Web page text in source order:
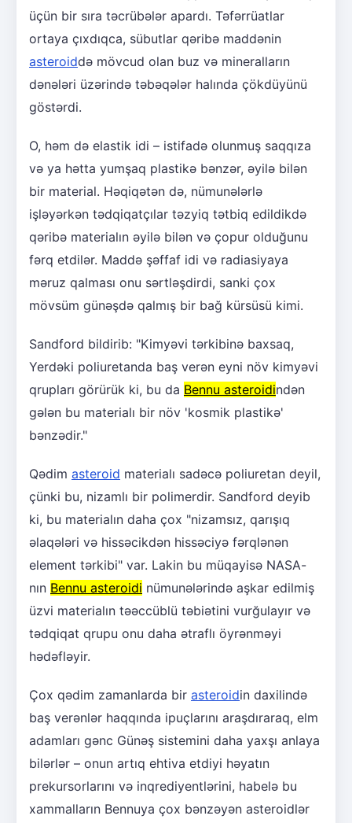
üçün bir sıra təcrübələr apardı. Təfərrüatlar
ortaya çıxdıqca, sübutlar qəribə maddənin
asteroiddə mövcud olan buz və mineralların
dənələri üzərində təbəqələr halında çökdüyünü
göstərdi.
O, həm də elastik idi – istifadə olunmuş saqqıza
və ya hətta yumşaq plastikə bənzər, əyilə bilən
bir material. Həqiqətən də, nümunələrlə
işləyərkən tədqiqatçılar təzyiq tətbiq edildikdə
qəribə materialın əyilə bilən və çopur olduğunu
fərq etdilər. Maddə şəffaf idi və radiasiyaya
məruz qalması onu sərtləşdirdi, sanki çox
mövsüm günəşdə qalmış bir bağ kürsüsü kimi.
Sandford bildirib: "Kimyəvi tərkibinə baxsaq,
Yerdəki poliuretanda baş verən eyni növ kimyəvi
qrupları görürük ki, bu da Bennu asteroidindən
gələn bu materialı bir növ 'kosmik plastikə'
bənzədir."
Qədim asteroid materialı sadəcə poliuretan deyil,
çünki bu, nizamlı bir polimerdir. Sandford deyib
ki, bu materialın daha çox "nizamsız, qarışıq
əlaqələri və hissəcikdən hissəciyə fərqlənən
element tərkibi" var. Lakin bu müqayisə NASA-
nın Bennu asteroidi nümunələrində aşkar edilmiş
üzvi materialın təəccüblü təbiətini vurğulayır və
tədqiqat qrupu onu daha ətraflı öyrənməyi
hədəfləyir.
Çox qədim zamanlarda bir asteroidin daxilində
baş verənlər haqqında ipuçlarını araşdıraraq, elm
adamları gənc Günəş sistemini daha yaxşı anlaya
bilərlər – onun artıq ehtiva etdiyi həyatın
prekursorlarını və inqrediyentlərini, habelə bu
xammalların Bennuya çox bənzəyən asteroidlər